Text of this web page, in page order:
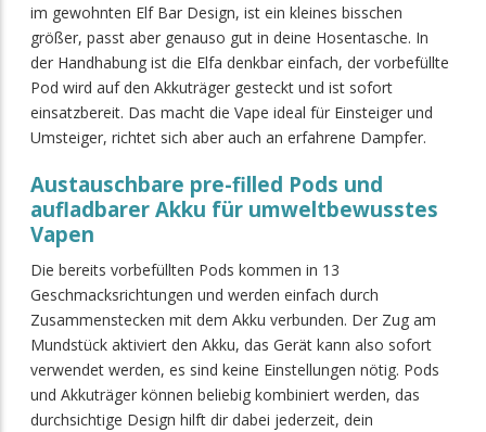
im gewohnten Elf Bar Design, ist ein kleines bisschen
größer, passt aber genauso gut in deine Hosentasche. In
der Handhabung ist die Elfa denkbar einfach, der vorbefüllte
Pod wird auf den Akkuträger gesteckt und ist sofort
einsatzbereit. Das macht die Vape ideal für Einsteiger und
Umsteiger, richtet sich aber auch an erfahrene Dampfer.
Austauschbare pre-filled Pods und
aufladbarer Akku für umweltbewusstes
Vapen
Die bereits vorbefüllten Pods kommen in 13
Geschmacksrichtungen und werden einfach durch
Zusammenstecken mit dem Akku verbunden. Der Zug am
Mundstück aktiviert den Akku, das Gerät kann also sofort
verwendet werden, es sind keine Einstellungen nötig. Pods
und Akkuträger können beliebig kombiniert werden, das
durchsichtige Design hilft dir dabei jederzeit, dein